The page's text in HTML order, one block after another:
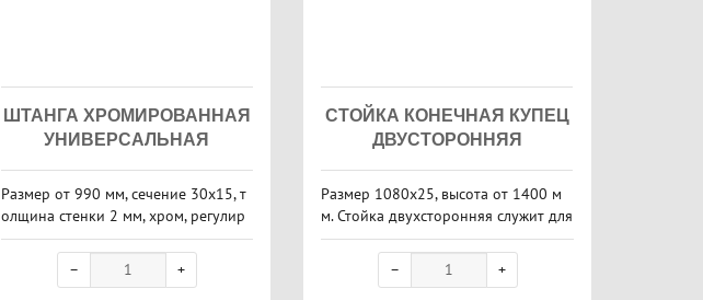
ШТАНГА ХРОМИРОВАННАЯ
УНИВЕРСАЛЬНАЯ
Размер от 990 мм, сечение 30х15, т
олщина стенки 2 мм, хром, регулир
овка 50 мм
СТОЙКА КОНЕЧНАЯ КУПЕЦ
ДВУСТОРОННЯЯ
Размер 1080х25, высота от 1400 м
м. Стойка двухсторонняя служит для
завершения сборки монолита.